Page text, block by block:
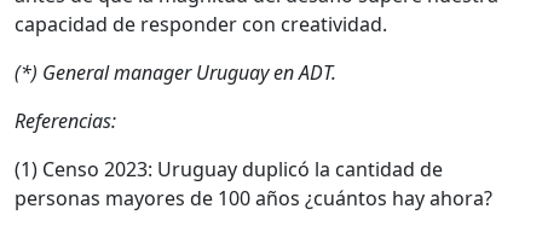
capacidad de responder con creatividad.
(*) General manager Uruguay en ADT.
Referencias:
(1) Censo 2023: Uruguay duplicó la cantidad de
personas mayores de 100 años ¿cuántos hay ahora?